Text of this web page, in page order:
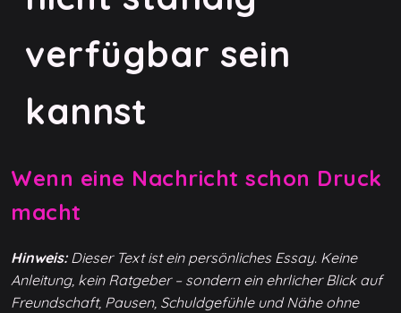
verfügbar sein
kannst
Wenn eine Nachricht schon Druck
macht
Hinweis:Dieser Text ist ein persönliches Essay. Keine
Anleitung, kein Ratgeber – sondern ein ehrlicher Blick auf
Freundschaft, Pausen, Schuldgefühle und Nähe ohne